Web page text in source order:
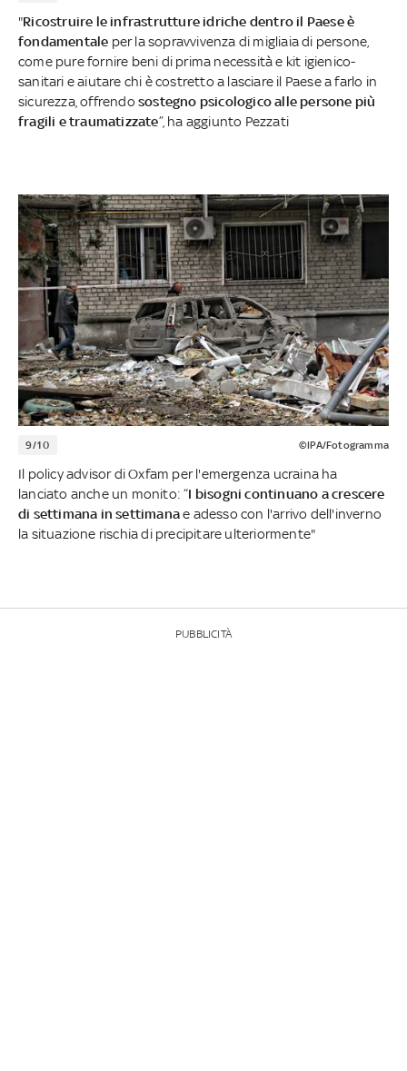
"Ricostruire le infrastrutture idriche dentro il Paese è
fondamentale per la sopravvivenza di migliaia di persone,
come pure fornire beni di prima necessità e kit igienico-
sanitari e aiutare chi è costretto a lasciare il Paese a farlo in
sicurezza, offrendo sostegno psicologico alle persone più
fragili e traumatizzate”, ha aggiunto Pezzati
9/10 ©IPA/Fotogramma
Il policy advisor di Oxfam per l'emergenza ucraina ha
lanciato anche un monito: “I bisogni continuano a crescere
di settimana in settimanae adesso con l'arrivo dell'inverno
la situazione rischia di precipitare ulteriormente"
PUBBLICITÀ